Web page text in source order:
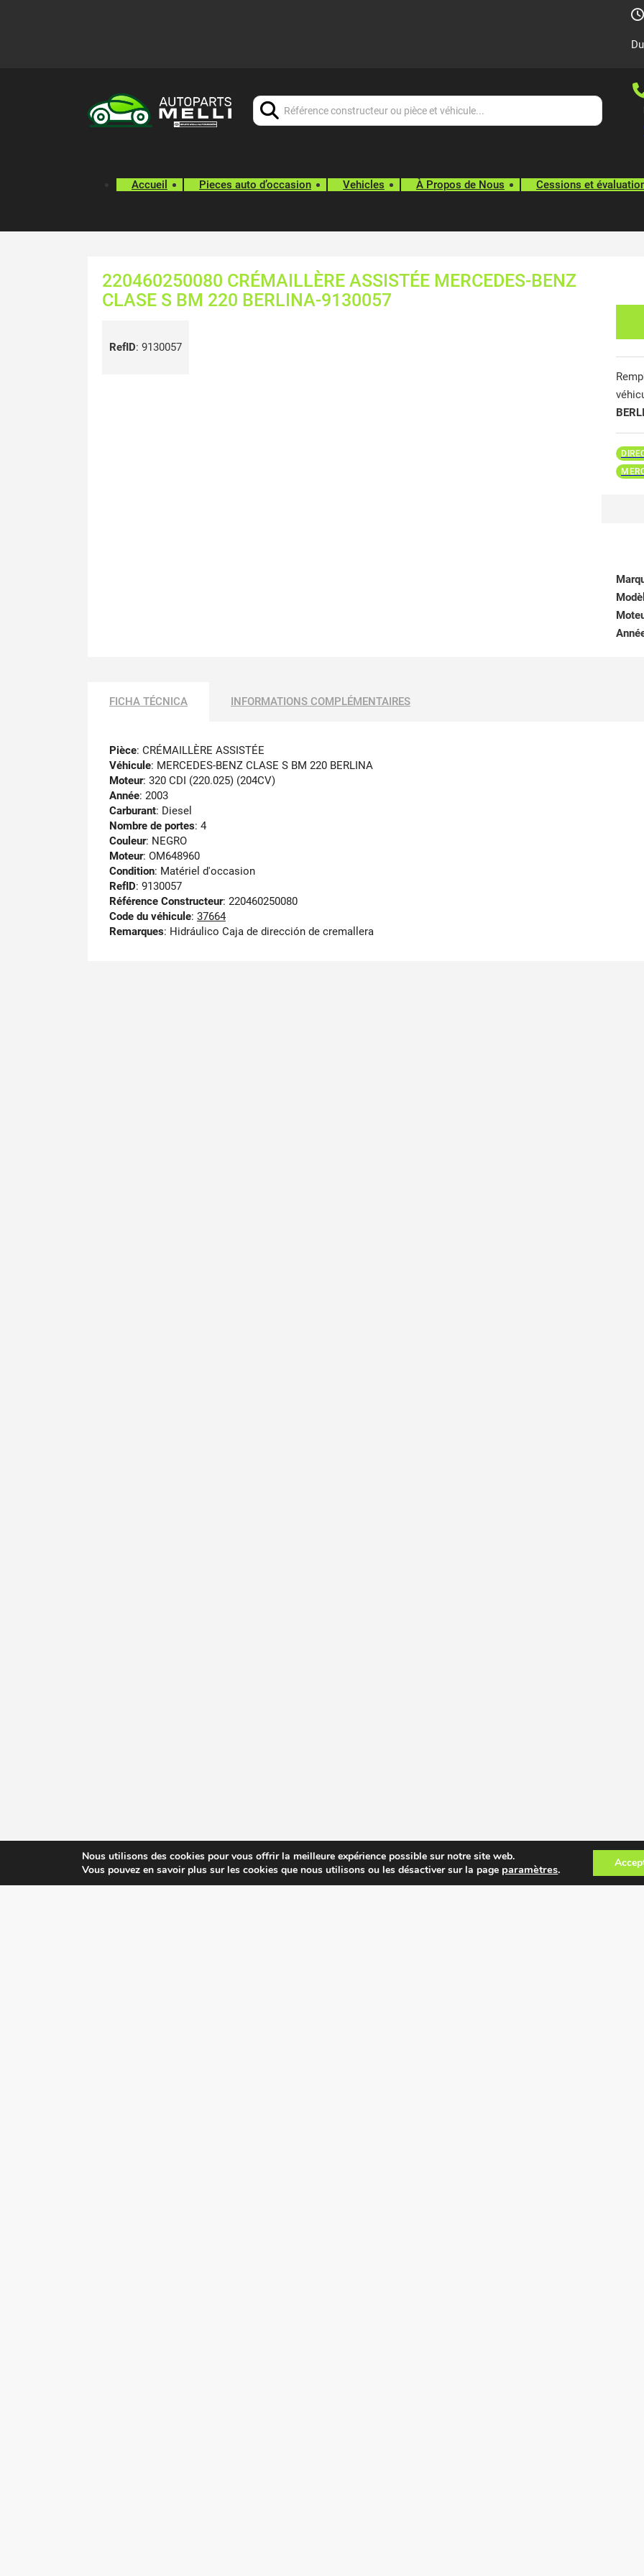
Accueil Pieces auto d’occasion Vehicles À Propos de Nous Cessions et
220460250080 CRÉMAILLÈRE ASSISTÉE MERCEDES-BENZ
CLASE S BM 220 BERLINA-9130057
RefID: 9130057
FICHA TÉCNICA INFORMATIONS COMPLÉMENTAIRES
Pièce: CRÉMAILLÈRE ASSISTÉE
Véhicule: MERCEDES-BENZ CLASE S BM 220 BERLINA
Moteur: 320 CDI (220.025) (204CV)
Année: 2003
Carburant: Diesel
Nombre de portes: 4
Couleur: NEGRO
Moteur: OM648960
Condition: Matériel d'occasion
RefID: 9130057
Référence Constructeur: 220460250080
Code du véhicule: 37664
Remarques: Hidráulico Caja de dirección de cremallera
Nous utilisons des cookies pour vous offrir la meilleure expérience possible sur notre site web.
Vous pouvez en savoir plus sur les cookies que nous utilisons ou les désactiver sur la page paramètres.